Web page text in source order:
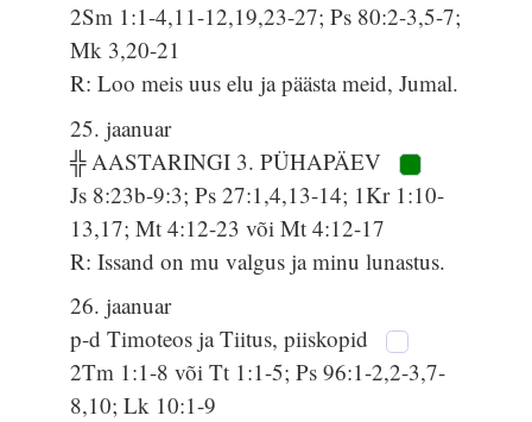
2Sm 1:1-4,11-12,19,23-27; Ps 80:2-3,5-7;
Mk 3,20-21
R: Loo meis uus elu ja päästa meid, Jumal.
25. jaanuar
╬ AASTARINGI 3. PÜHAPÄEV
Js 8:23b-9:3; Ps 27:1,4,13-14; 1Kr 1:10-
13,17; Mt 4:12-23 või Mt 4:12-17
R: Issand on mu valgus ja minu lunastus.
26. jaanuar
p-d Timoteos ja Tiitus, piiskopid
2Tm 1:1-8 või Tt 1:1-5; Ps 96:1-2,2-3,7-
8,10; Lk 10:1-9